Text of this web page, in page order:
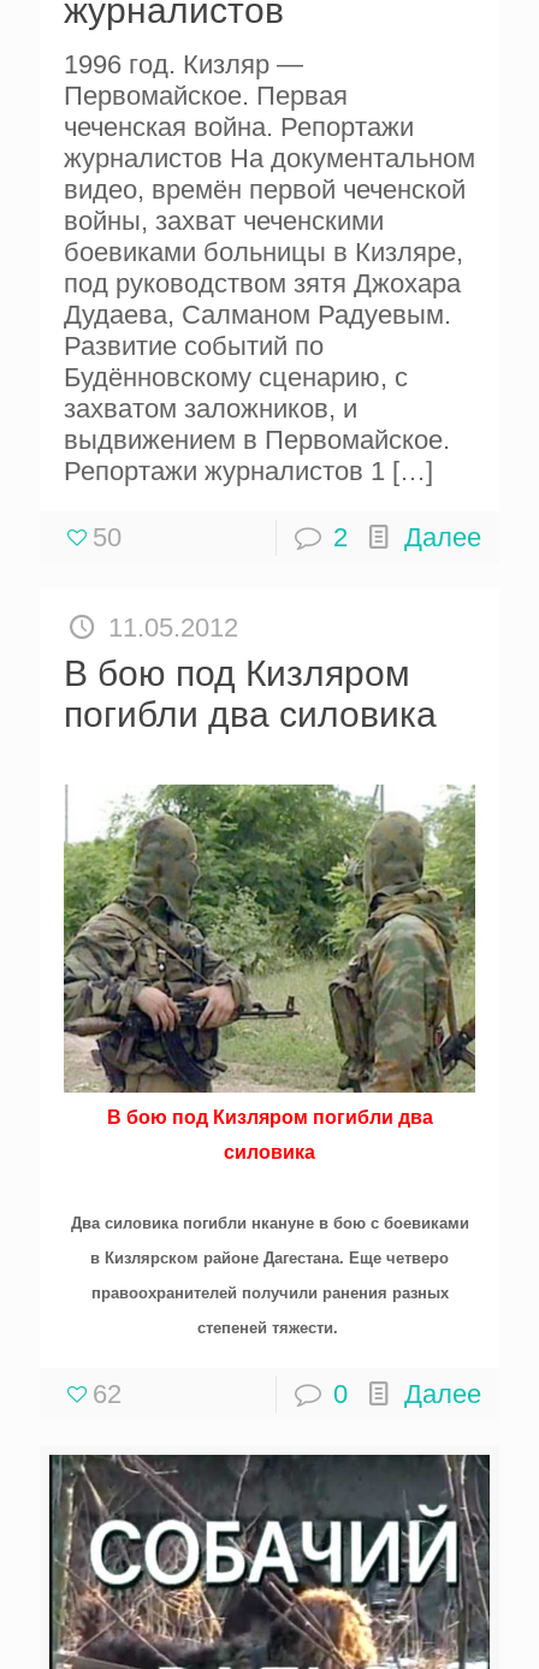
журналистов
1996 год. Кизляр —
Первомайское. Первая
чеченская война. Репортажи
журналистов На документальном
видео, времён первой чеченской
войны, захват чеченскими
боевиками больницы в Кизляре,
под руководством зятя Джохара
Дудаева, Салманом Радуевым.
Развитие событий по
Будённовскому сценарию, с
захватом заложников, и
выдвижением в Первомайское.
Репортажи журналистов 1 […]
50 2 Далее
11.05.2012
В бою под Кизляром
погибли два силовика
В бою под Кизляром погибли два
силовика
Два силовика погибли нкануне в бою с боевиками
в Кизлярском районе Дагестана. Еще четверо
правоохранителей получили ранения разных
степеней тяжести.
62 0 Далее